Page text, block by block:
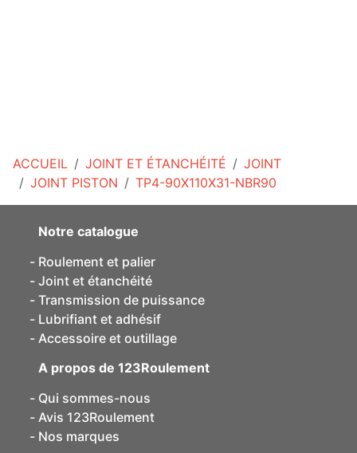
ACCUEIL JOINT ET ÉTANCHÉITÉ
JOINT
JOINT PISTON
TP4-90X110X31-NBR90
Notre catalogue
Roulement et palier
Joint et étanchéité
Transmission de puissance
Lubrifiant et adhésif
Accessoire et outillage
A propos de 123Roulement
Qui sommes-nous
Avis 123Roulement
Nos marques